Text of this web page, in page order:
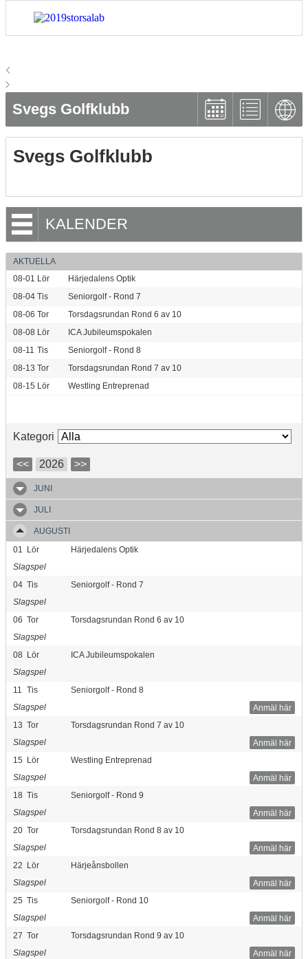
Svegs Golfklubb
Svegs Golfklubb
KALENDER
AKTUELLA
08-01 Lör
Härjedalens Optik
08-04 Tis
Seniorgolf - Rond 7
08-06 Tor
Torsdagsrundan Rond 6 av 10
08-08 Lör
ICA Jubileumspokalen
08-11 Tis
Seniorgolf - Rond 8
08-13 Tor
Torsdagsrundan Rond 7 av 10
08-15 Lör Westling Entreprenad
Kategori
<< 2026 >>
JUNI
JULI
AUGUSTI
01
Lör
Härjedalens Optik
Slagspel
04 Tis
Seniorgolf - Rond 7
Slagspel
06 Tor
Torsdagsrundan Rond 6 av 10
Slagspel
08 Lör
ICA Jubileumspokalen
Slagspel
11
Tis
Seniorgolf - Rond 8
Anmäl här
Slagspel
13 Tor
Torsdagsrundan Rond 7 av 10
Anmäl här
Slagspel
15 Lör
Westling Entreprenad
Anmäl här
Slagspel
18 Tis
Seniorgolf - Rond 9
Anmäl här
Slagspel
20 Tor
Torsdagsrundan Rond 8 av 10
Anmäl här
Slagspel
22 Lör
Härjeånsbollen
Anmäl här
Slagspel
25 Tis
Seniorgolf - Rond 10
Anmäl här
Slagspel
27 Tor
Torsdagsrundan Rond 9 av 10
Anmäl här
Slagspel